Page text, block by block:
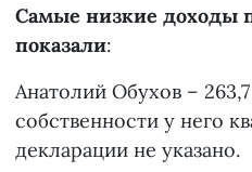
Самые низкие доходы
показали:
Анатолий Обухов –
собственности у него
декларации не указано.